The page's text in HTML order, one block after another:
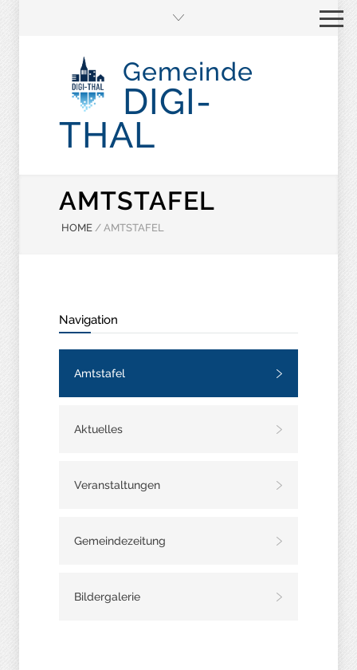
Gemeinde
DIGI-
THAL
AMTSTAFEL
HOME / AMTSTAFEL
Navigation
Amtstafel
Aktuelles
Veranstaltungen
Gemeindezeitung
Bildergalerie